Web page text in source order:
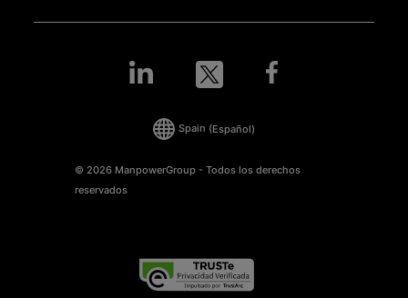
© 2026 ManpowerGroup - Todos los derechos
reservados
Spain (Español)